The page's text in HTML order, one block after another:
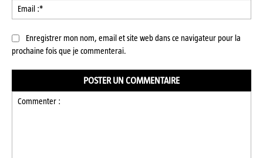
Enregistrer mon nom, email et site web dans ce navigateur pour la
prochaine fois que je commenterai.